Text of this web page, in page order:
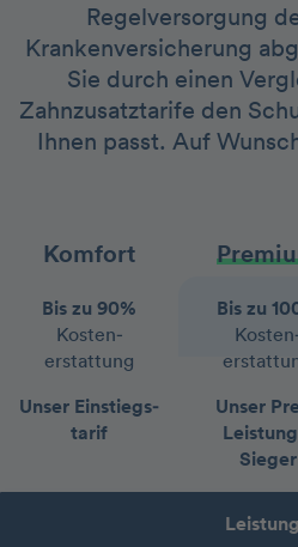
Regelversorgung
Krankenversicherung
Sie durch einen
Zahnzusatztarife den
Ihnen passt. Auf
Komfort
Bis zu 90%
Kosten­
erstattung
Bis zu
Unser Einstiegs­
tarif
Unser
Sieger